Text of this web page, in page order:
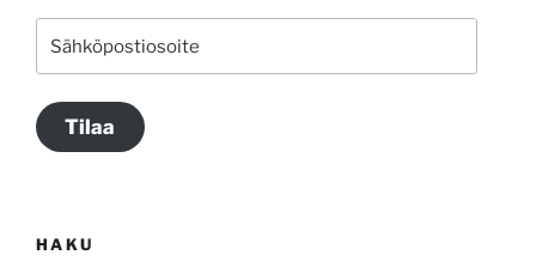
Tilaa
HAKU